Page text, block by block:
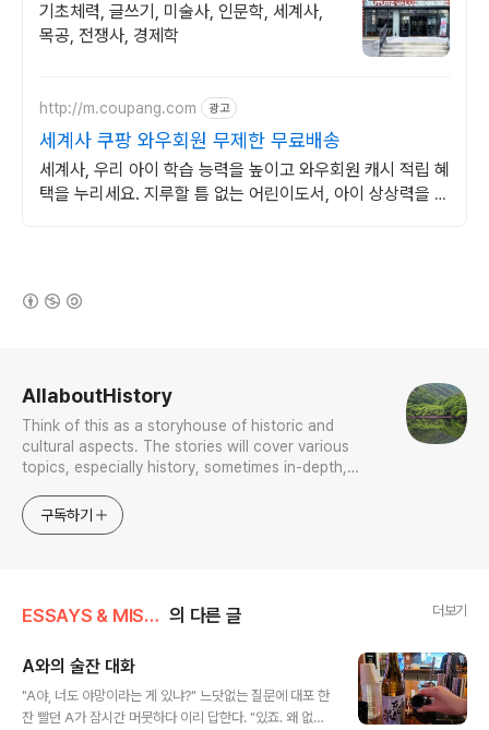
기초체력, 글쓰기, 미술사, 인문학, 세계사,
목공, 전쟁사, 경제학
http://m.coupang.com 광고
세계사 쿠팡 와우회원 무제한 무료배송
세계사, 우리 아이 학습 능력을 높이고 와우회원 캐시 적립 혜
택을 누리세요. 지루할 틈 없는 어린이도서, 아이 상상력을 자
AllaboutHistory
Think of this as a storyhouse of historic and
cultural aspects. The stories will cover various
topics, especially history, sometimes in-depth,
approach will be to resist any common sense or
generalized viewpoint
구독하기
ESSAYS & MISCELLANIES 의 다른 글 더보기
A와의 술잔 대화
"A야, 너도 야망이라는 게 있냐?" 느닷없는 질문에 대포 한
잔 빨던 A가 잠시간 머뭇하다 이리 답한다. "있죠. 왜 없어